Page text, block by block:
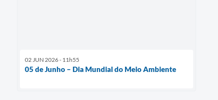
02 JUN 2026 - 11h55
05 de Junho – Dia Mundial do Meio Ambiente